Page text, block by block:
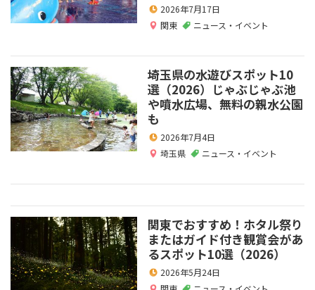
2026年7月17日
関東
ニュース・イベント
埼玉県の水遊びスポット10
選（2026）じゃぶじゃぶ池
や噴水広場、無料の親水公園
も
2026年7月4日
埼玉県
ニュース・イベント
関東でおすすめ！ホタル祭り
またはガイド付き観賞会があ
るスポット10選（2026）
2026年5月24日